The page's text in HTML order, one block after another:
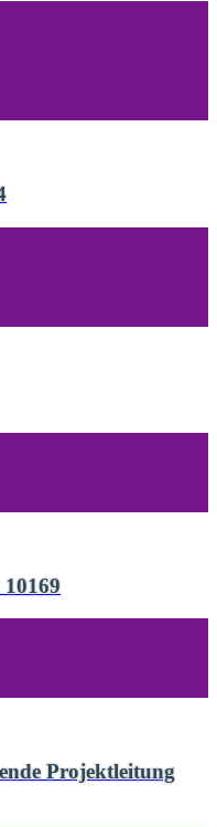
Projektleitung